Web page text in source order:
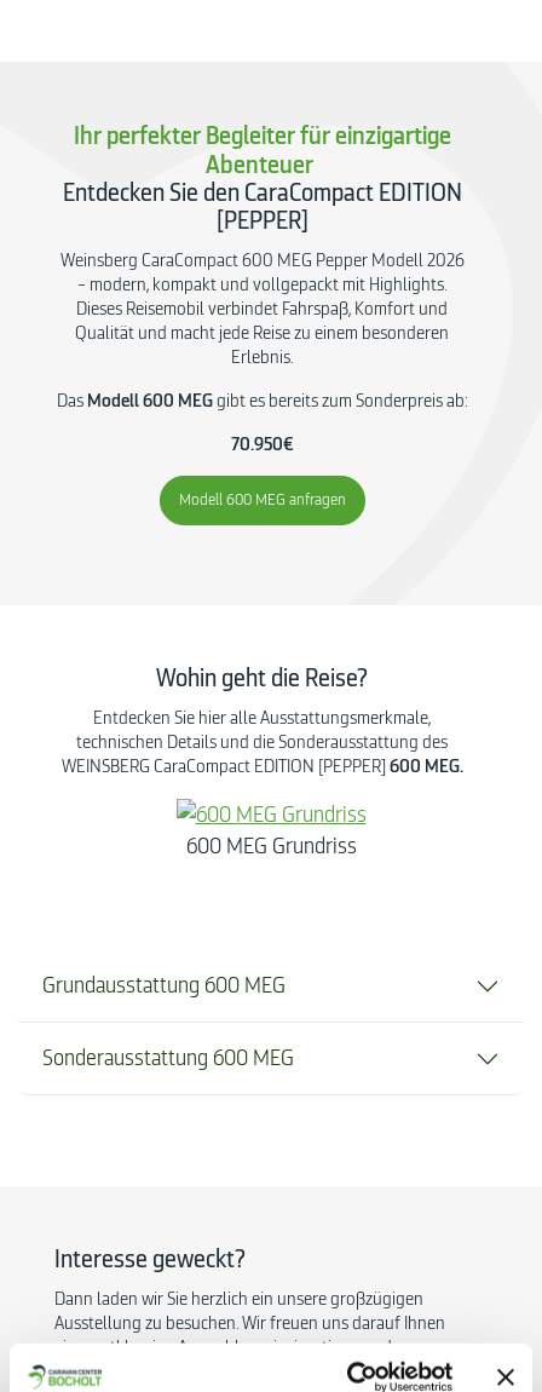
Ihr perfekter Begleiter für einzigartige
Abenteuer
Entdecken Sie den CaraCompact EDITION
[PEPPER]
Weinsberg CaraCompact 600 MEG Pepper Modell 2026
– modern, kompakt und vollgepackt mit Highlights.
Dieses Reisemobil verbindet Fahrspaß, Komfort und
Qualität und macht jede Reise zu einem besonderen
Erlebnis.
Das Modell 600 MEGgibt es bereits zum Sonderpreis ab:
70.950€
Modell 600 MEG anfragen
Wohin geht die Reise?
Entdecken Sie hier alle Ausstattungsmerkmale,
technischen Details und die Sonderausstattung des
WEINSBERG CaraCompact EDITION [PEPPER]600 MEG.
600 MEG Grundriss
Grundausstattung 600 MEG
Sonderausstattung 600 MEG
Interesse geweckt?
Dann laden wir Sie herzlich ein unsere großzügigen
Ausstellung zu besuchen. Wir freuen uns darauf Ihnen
eine erstklassige Auswahl an einzigartigen und
exklusiven Fahrzeugen zu präsentieren.